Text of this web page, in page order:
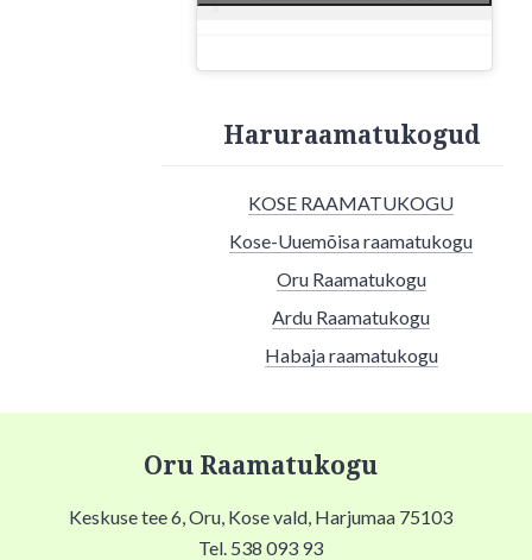
Haruraamatukogud
KOSE RAAMATUKOGU
Kose-Uuemõisa raamatukogu
Oru Raamatukogu
Ardu Raamatukogu
Habaja raamatukogu
Oru Raamatukogu
Keskuse tee 6, Oru, Kose vald, Harjumaa 75103
Tel. 538 093 93